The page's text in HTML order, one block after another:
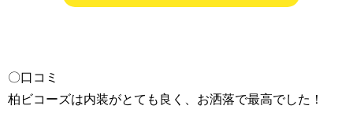
〇口コミ
柏ビコーズは内装がとても良く、お洒落で最高でした！